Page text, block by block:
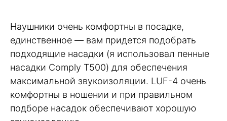
Наушники очень комфортны в посадке,
единственное — вам придется подобрать
подходящие насадки (я использовал пенные
насадки Comply T500) для обеспечения
максимальной звукоизоляции. LUF-4 очень
комфортны в ношении и при правильном
подборе насадок обеспечивают хорошую